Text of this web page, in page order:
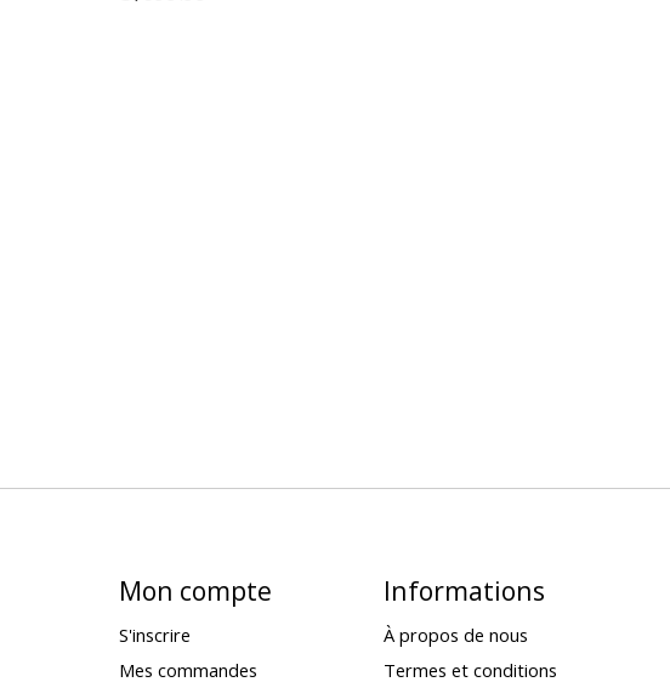
Mon compte
S'inscrire
Mes commandes
Informations
À propos de nous
Termes et conditions